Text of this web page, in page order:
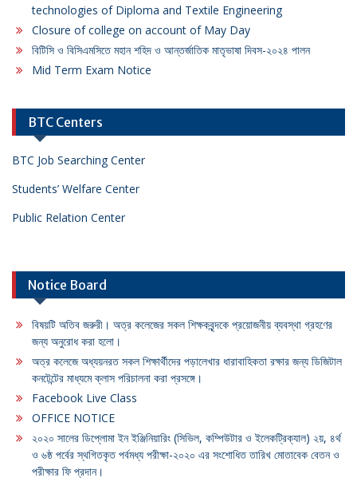
technologies of Diploma and Textile Engineering
Closure of college on account of May Day
বিটিসি ও বিসিএমসিতে মহান শহিদ ও আন্তর্জাতিক মাতৃভাষা দিবস-২০২৪ পালন
Mid Term Exam Notice
BTC Centers
BTC Job Searching Center
Students’ Welfare Center
Public Relation Center
Notice Board
বিষয়টি অতিব জরুরী। অত্র কলেজের সকল শিক্ষকবৃন্দকে প্রয়োজনীয় ব্যবস্থা গ্রহণের
জন্য অনুরোধ করা হলো।
অত্র কলেজে অধ্যয়নরত সকল শিক্ষার্থীদের পড়ালেখার ধারাবাহিকতা রক্ষার জন্য ডিজিটাল
কনটেন্টের মাধ্যমে ক্লাস পরিচালনা করা প্রসঙ্গে।
Facebook Live Class
OFFICE NOTICE
২০২০ সালের ডিপ্লোমা ইন ইঞ্জিনিয়ারিং (সিভিল, কম্পিউটার ও ইলেকট্রিক্যাল) ২য়, ৪র্থ
ও ৬ষ্ঠ পর্বের স্থগিতকৃত পর্বমধ্য পরীক্ষা-২০২০ এর সংশোধিত তারিখ মোতাবেক বেতন ও
পরীক্ষার ফি প্রদান।